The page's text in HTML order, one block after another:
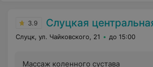
3.9 Слуцкая
Слуцк, ул. Чайковского, 21 до 15:00
Массаж коленного сустава